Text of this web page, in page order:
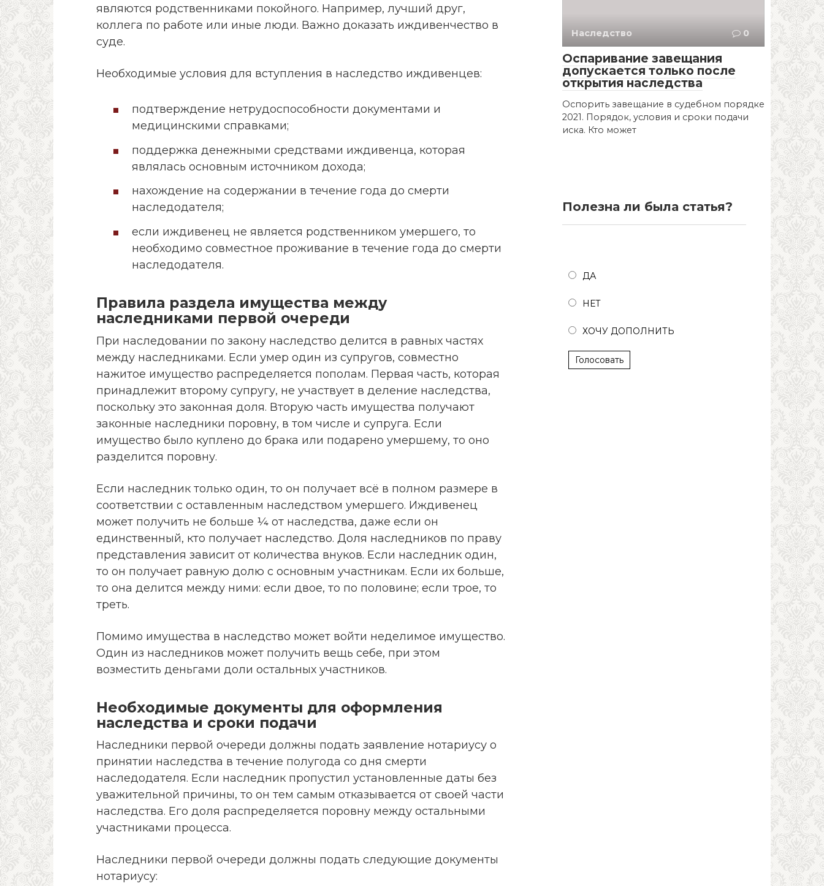
являются родственниками покойного. Например, лучший друг,
коллега по работе или иные люди. Важно доказать иждивенчество в
суде.
Необходимые условия для вступления в наследство иждивенцев:
подтверждение нетрудоспособности документами и
медицинскими справками;
поддержка денежными средствами иждивенца, которая
являлась основным источником дохода;
нахождение на содержании в течение года до смерти
наследодателя;
если иждивенец не является родственником умершего, то
необходимо совместное проживание в течение года до смерти
наследодателя.
Правила раздела имущества между
наследниками первой очереди
При наследовании по закону наследство делится в равных частях
между наследниками. Если умер один из супругов, совместно
нажитое имущество распределяется пополам. Первая часть, которая
принадлежит второму супругу, не участвует в деление наследства,
поскольку это законная доля. Вторую часть имущества получают
законные наследники поровну, в том числе и супруга. Если
имущество было куплено до брака или подарено умершему, то оно
разделится поровну.
Если наследник только один, то он получает всё в полном размере в
соответствии с оставленным наследством умершего. Иждивенец
может получить не больше ¼ от наследства, даже если он
единственный, кто получает наследство. Доля наследников по праву
представления зависит от количества внуков. Если наследник один,
то он получает равную долю с основным участникам. Если их больше,
то она делится между ними: если двое, то по половине; если трое, то
треть.
Помимо имущества в наследство может войти неделимое имущество.
Один из наследников может получить вещь себе, при этом
возместить деньгами доли остальных участников.
Необходимые документы для оформления
наследства и сроки подачи
Наследники первой очереди должны подать заявление нотариусу о
принятии наследства в течение полугода со дня смерти
наследодателя. Если наследник пропустил установленные даты без
уважительной причины, то он тем самым отказывается от своей части
наследства. Его доля распределяется поровну между остальными
участниками процесса.
Наследники первой очереди должны подать следующие документы
нотариусу:
Наследство 0
Оспаривание завещания
допускается только после
открытия наследства
Оспорить завещание в судебном порядке
2021. Порядок, условия и сроки подачи
иска. Кто может
Полезна ли была статья?
ДА
НЕТ
ХОЧУ ДОПОЛНИТЬ
Голосовать